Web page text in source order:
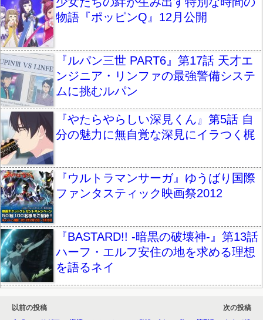
物語『ポッピンQ』12月公開
『ルパン三世 PART6』第17話 天才エ
ンジニア・リンファの最強警備システ
ムに挑むルパン
『やたらやらしい深見くん』第5話 自
分の魅力に無自覚な深見にイラつく梶
『ウルトラマンサーガ』ゆうばり国際
ファンタスティック映画祭2012
『BASTARD!! -暗黒の破壊神-』第13話
ハーフ・エルフ安住の地を求める理想
を語るネイ
以前の投稿
次の投稿